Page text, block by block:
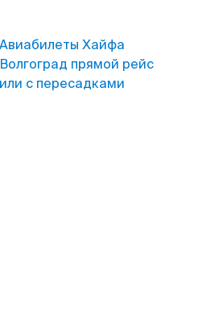
Авиабилеты Хайфа
Волгоград прямой рейс
или с пересадками